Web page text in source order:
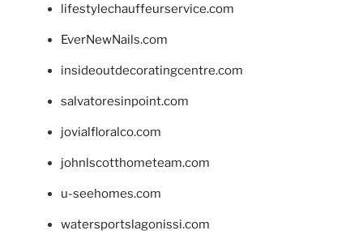
lifestylechauffeurservice.com
EverNewNails.com
insideoutdecoratingcentre.com
salvatoresinpoint.com
jovialfloralco.com
johnlscotthometeam.com
u-seehomes.com
watersportslagonissi.com